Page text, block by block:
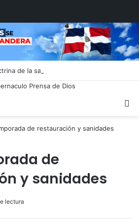
de restauración y sanidades
de
y sanidades
lectura